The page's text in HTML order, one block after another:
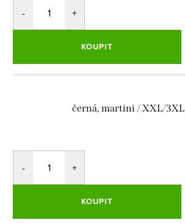
KOUPIT
černá, martini / XXL/3XL
KOUPIT